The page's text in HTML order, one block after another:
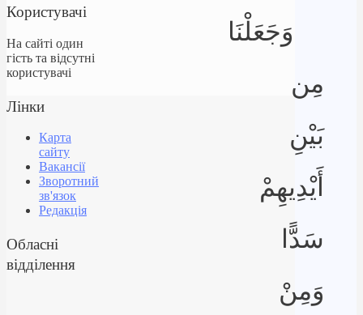
وَجَعَلْنَا
مِن
بَيْنِ
أَيْدِيهِمْ
سَدًّا
وَمِنْ
Користувачі
На сайті один
гість та відсутні
користувачі
Лінки
Карта
сайту
Вакансії
Зворотний
зв'язок
Редакція
Обласні
відділення